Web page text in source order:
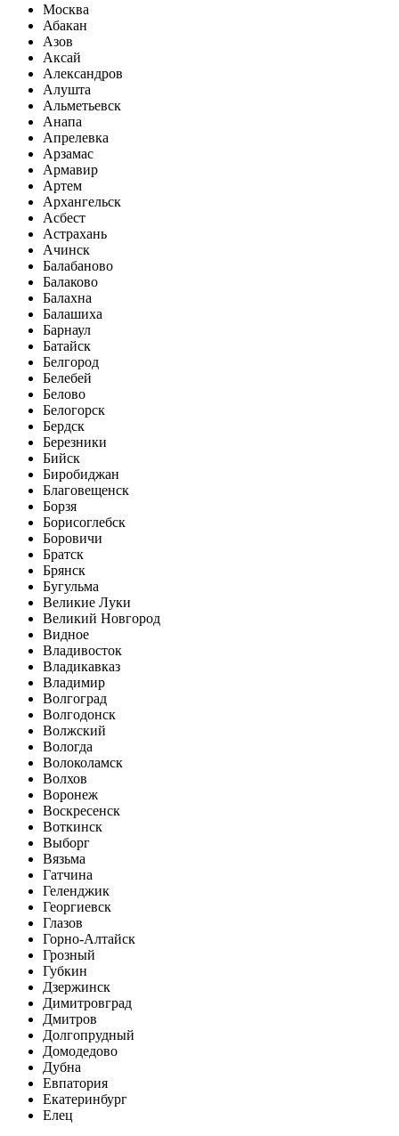
Москва
Абакан
Азов
Аксай
Александров
Алушта
Альметьевск
Анапа
Апрелевка
Арзамас
Армавир
Артем
Архангельск
Асбест
Астрахань
Ачинск
Балабаново
Балаково
Балахна
Балашиха
Барнаул
Батайск
Белгород
Белебей
Белово
Белогорск
Бердск
Березники
Бийск
Биробиджан
Благовещенск
Борзя
Борисоглебск
Боровичи
Братск
Брянск
Бугульма
Великие Луки
Великий Новгород
Видное
Владивосток
Владикавказ
Владимир
Волгоград
Волгодонск
Волжский
Вологда
Волоколамск
Волхов
Воронеж
Воскресенск
Воткинск
Выборг
Вязьма
Гатчина
Геленджик
Георгиевск
Глазов
Горно-Алтайск
Грозный
Губкин
Дзержинск
Димитровград
Дмитров
Долгопрудный
Домодедово
Дубна
Евпатория
Екатеринбург
Елец